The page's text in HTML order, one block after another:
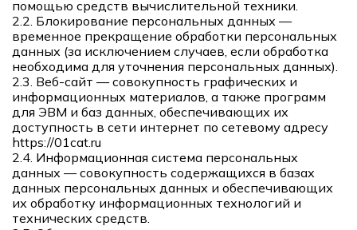
помощью средств вычислительной техники.
2.2. Блокирование персональных данных —
временное прекращение обработки персональных
данных (за исключением случаев, если обработка
необходима для уточнения персональных данных).
2.3. Веб-сайт — совокупность графических и
информационных материалов, а также программ
для ЭВМ и баз данных, обеспечивающих их
доступность в сети интернет по сетевому адресу
https://01cat.ru
2.4. Информационная система персональных
данных — совокупность содержащихся в базах
данных персональных данных и обеспечивающих
их обработку информационных технологий и
технических средств.